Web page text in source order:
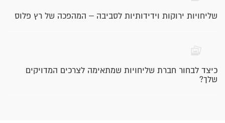
שליחויות ירוקות וידידותיות לסביבה – המהפכה של רץ פלוס
כיצד לבחור חברת שליחויות שמתאימה לצרכים המדויקים
שלך?